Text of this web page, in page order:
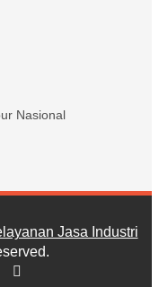
Nasional
Jasa Industri